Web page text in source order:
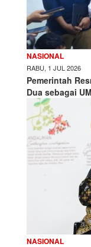
NASIONAL
RABU, 1 JUL 2026
Pemerintah
Dua sebagai
NASIONAL